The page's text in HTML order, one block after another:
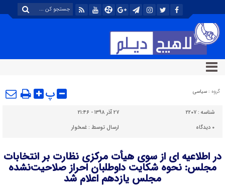
گروه : سیاسی پ
شناسه : ۲۲۰۷
۲۷ آذر ۱۳۹۸ - ۲۱:۴۶
۰ دیدگاه ارسال توسط :غمخوار
در اطلاعیه ای از سوی هیأت مرکزی نظارت بر انتخابات
مجلس: نحوه شکایت داوطلبان احراز صلاحیت‌نشده
مجلس یازدهم اعلام شد